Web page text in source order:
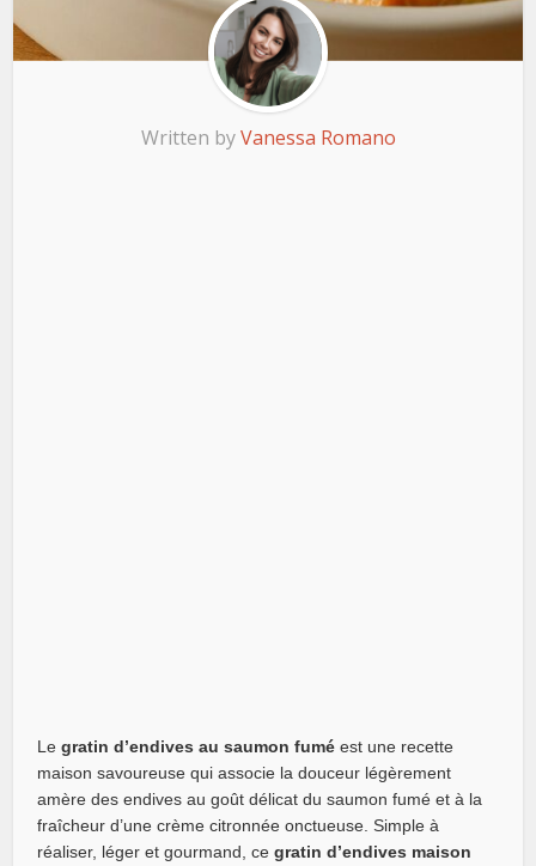
Written byVanessa Romano
Legratin d’endives au saumon fumé est une recette
maison savoureuse qui associe la douceur légèrement
amère des endives au goût délicat du saumon fumé et à la
fraîcheur d’une crème citronnée onctueuse. Simple à
réaliser, léger et gourmand, cegratin d’endives maison